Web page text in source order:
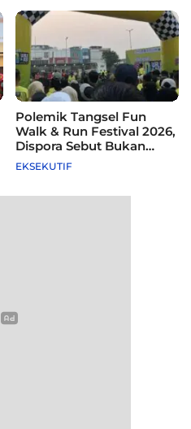
Polemik Tangsel Fun
Walk & Run Festival 2026,
Dispora Sebut Bukan
Agenda Pemkot
EKSEKUTIF